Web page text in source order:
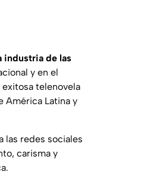
industria de las
y en el
telenovela
América Latina y
las redes sociales
carisma y